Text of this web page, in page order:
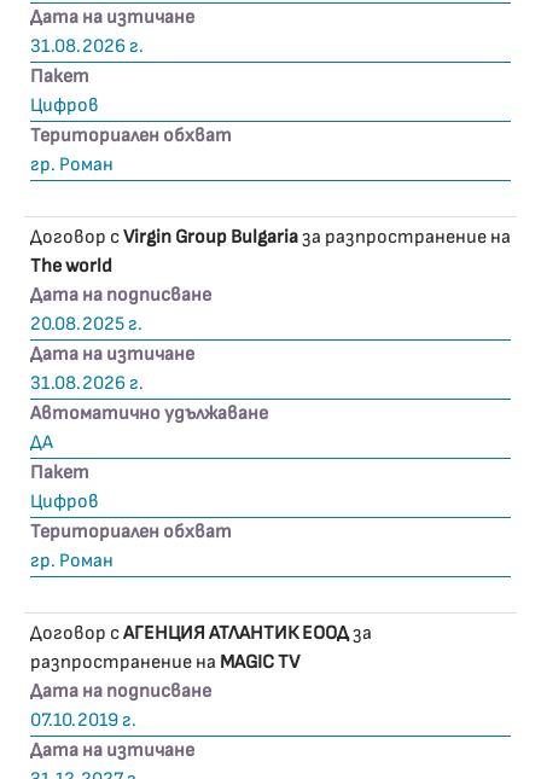
Дата на изтичане
31.08.2026 г.
Пакет
Цифров
Териториален обхват
гр. Роман
Договор сVirgin Group Bulgariaза разпространение на
The world
Дата на подписване
20.08.2025 г.
Дата на изтичане
31.08.2026 г.
Автоматично удължаване
ДА
Пакет
Цифров
Териториален обхват
гр. Роман
Договор сАГЕНЦИЯ АТЛАНТИК ЕООДза
разпространение на MAGIC TV
Дата на подписване
07.10.2019 г.
Дата на изтичане